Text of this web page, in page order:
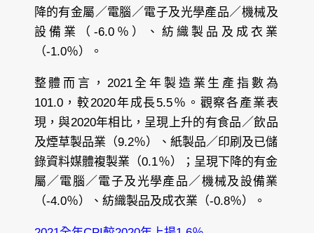
降的有金屬／電腦／電子及光學產品／機械及
設備業（-6.0％）、紡織製品及成衣業
（-1.0％）。
整體而言，2021全年製造業生產指數為
101.0，較2020年成長5.5％。觀察各產業表
現，與2020年相比，呈現上升的有食品／飲品
及煙草製品業（9.2％）、紙製品／印刷及已儲
錄資料媒體複製業（0.1％）；呈現下降的有金
屬／電腦／電子及光學產品／機械及設備業
（-4.0％）、紡織製品及成衣業（-0.8％）。